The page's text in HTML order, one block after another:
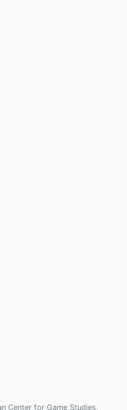
Center for Game Studies,